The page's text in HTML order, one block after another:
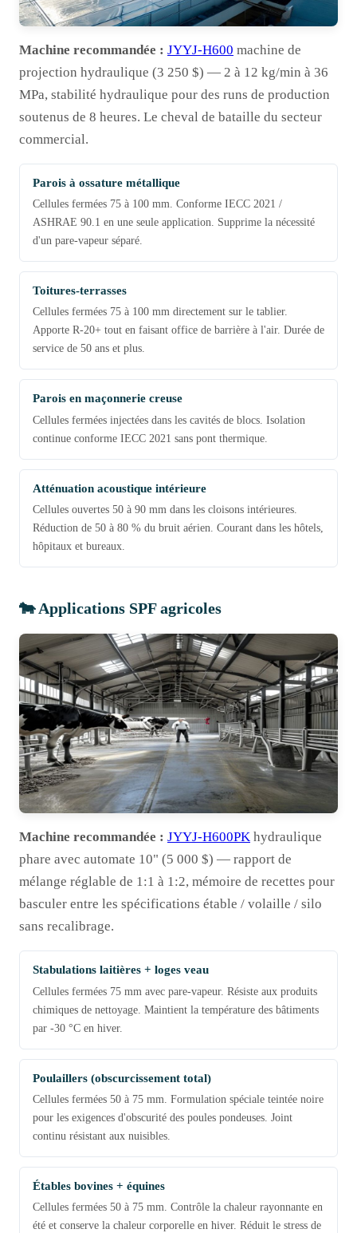
Machine recommandée : JYYJ-H600 machine de
projection hydraulique (3 250 $) — 2 à 12 kg/min à 36
MPa, stabilité hydraulique pour des runs de production
soutenus de 8 heures. Le cheval de bataille du secteur
commercial.
Parois à ossature métallique
Cellules fermées 75 à 100 mm. Conforme IECC 2021 /
ASHRAE 90.1 en une seule application. Supprime la nécessité
d'un pare-vapeur séparé.
Toitures-terrasses
Cellules fermées 75 à 100 mm directement sur le tablier.
Apporte R-20+ tout en faisant office de barrière à l'air. Durée de
service de 50 ans et plus.
Parois en maçonnerie creuse
Cellules fermées injectées dans les cavités de blocs. Isolation
continue conforme IECC 2021 sans pont thermique.
Atténuation acoustique intérieure
Cellules ouvertes 50 à 90 mm dans les cloisons intérieures.
Réduction de 50 à 80 % du bruit aérien. Courant dans les hôtels,
hôpitaux et bureaux.
🐄 Applications SPF agricoles
Machine recommandée : JYYJ-H600PK hydraulique
phare avec automate 10" (5 000 $) — rapport de
mélange réglable de 1:1 à 1:2, mémoire de recettes pour
basculer entre les spécifications étable / volaille / silo
sans recalibrage.
Stabulations laitières + loges veau
Cellules fermées 75 mm avec pare-vapeur. Résiste aux produits
chimiques de nettoyage. Maintient la température des bâtiments
par -30 °C en hiver.
Poulaillers (obscurcissement total)
Cellules fermées 50 à 75 mm. Formulation spéciale teintée noire
pour les exigences d'obscurité des poules pondeuses. Joint
continu résistant aux nuisibles.
Étables bovines + équines
Cellules fermées 50 à 75 mm. Contrôle la chaleur rayonnante en
été et conserve la chaleur corporelle en hiver. Réduit le stress de